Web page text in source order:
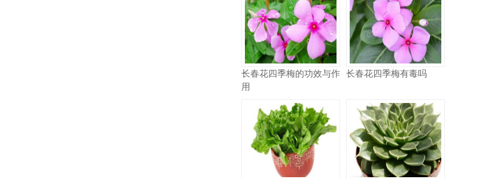
长春花四季梅的功效与作
用
长春花四季梅有毒吗